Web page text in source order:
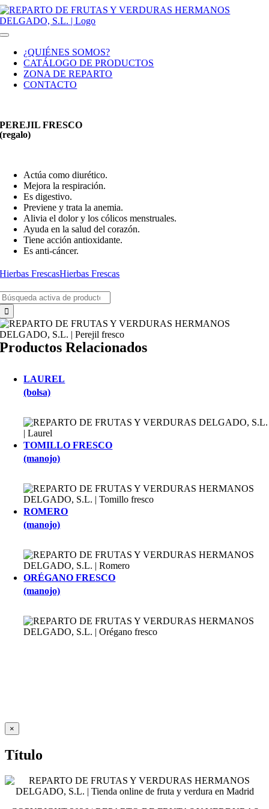
Saltar
al
contenido
Toggle
Navigation¿QUIÉNES SOMOS?
CATÁLOGO DE PRODUCTOS
ZONA DE REPARTO
CONTACTO
PEREJIL FRESCO
(regalo)
Actúa como diurético.
Mejora la respiración.
Es digestivo.
Previene y trata la anemia.
Alivia el dolor y los cólicos menstruales.
Ayuda en la salud del corazón.
Tiene acción antioxidante.
Es anti-cáncer.
Hierbas FrescasHierbas Frescas
Productos Relacionados
LAUREL
(bolsa)
TOMILLO FRESCO
(manojo)
ROMERO
(manojo)
ORÉGANO FRESCO
(manojo)
Close
product
view
×
Título